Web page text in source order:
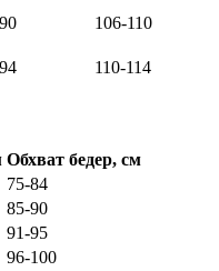
106-110
110-114
Обхват бедер, см
75-84
85-90
91-95
96-100